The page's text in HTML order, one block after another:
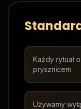
Każdy rytuał
prysznicem
Używamy